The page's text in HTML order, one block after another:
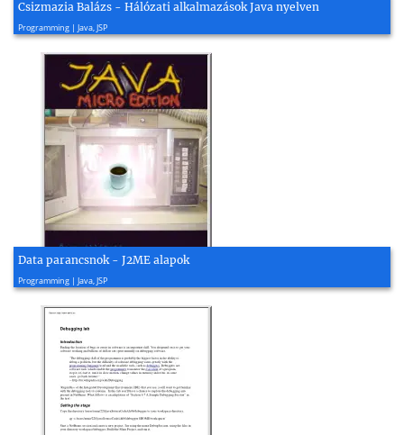
Csizmazia Balázs - Hálózati alkalmazások Java nyelven
Programming | Java, JSP
Data parancsnok - J2ME alapok
Programming | Java, JSP